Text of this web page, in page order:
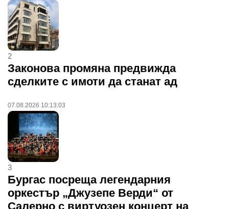
2
Законова промяна предвижда
сделките с имоти да станат ад
07.08.2026 10:13:03
3
Бургас посреща легендарния
оркестър „Джузепе Верди“ от
Салерно с виртуозен концерт на